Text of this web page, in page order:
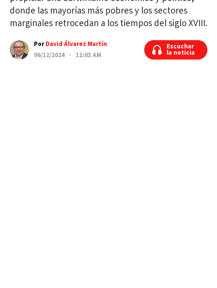
donde las mayorías más pobres y los sectores
marginales retrocedan a los tiempos del siglo XVIII.
PorDavid Álvarez Martín
06/12/2024 · 12:03 AM
Escuchar
la noticia
Escuchar
la noticia